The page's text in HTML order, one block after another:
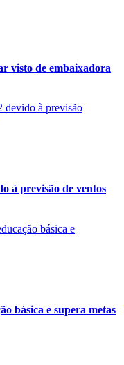
visto de embaixadora
à previsão de ventos
básica e supera metas